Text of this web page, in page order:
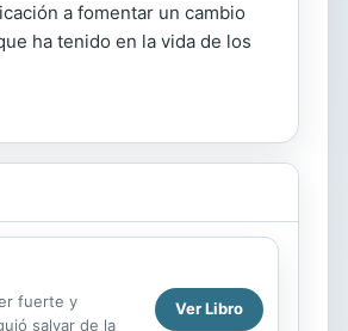
a fomentar un cambio
ha tenido en la vida de los
fuerte y
salvar de la
Ver Libro